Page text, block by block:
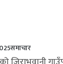
समाचार